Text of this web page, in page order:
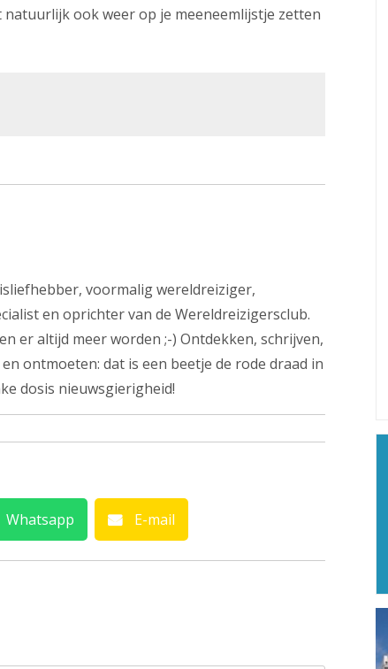
ook weer op je meeneemlijstje zetten
voormalig wereldreiziger,
en oprichter van de Wereldreizigersclub.
er altijd meer worden ;-) Ontdekken, schrijven,
ontmoeten: dat is een beetje de rode draad in
dosis nieuwsgierigheid!
Whatsapp E-mail